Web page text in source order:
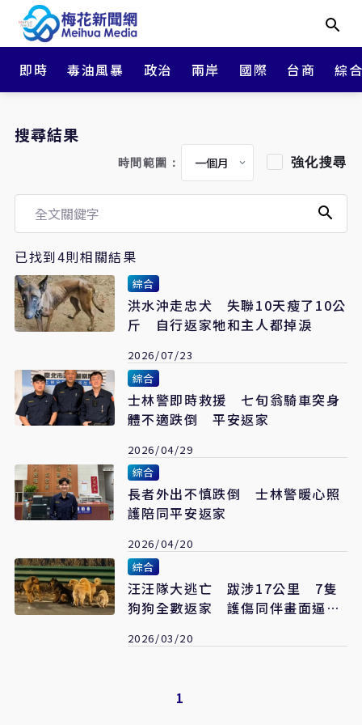
即時 毒油風暴 政治 兩岸 國際 台商 綜
搜尋結果
時間範圍： 強化搜尋
已找到4則相關結果
綜合
洪水沖走忠犬 失聯10天瘦了10公
斤 自行返家牠和主人都掉淚
2026/07/23
綜合
士林警即時救援 七旬翁騎車突身
體不適跌倒 平安返家
2026/04/29
綜合
長者外出不慎跌倒 士林警暖心照
護陪同平安返家
2026/04/20
綜合
汪汪隊大逃亡 跋涉17公里 7隻
狗狗全數返家 護傷同伴畫面逼哭
2026/03/20
1